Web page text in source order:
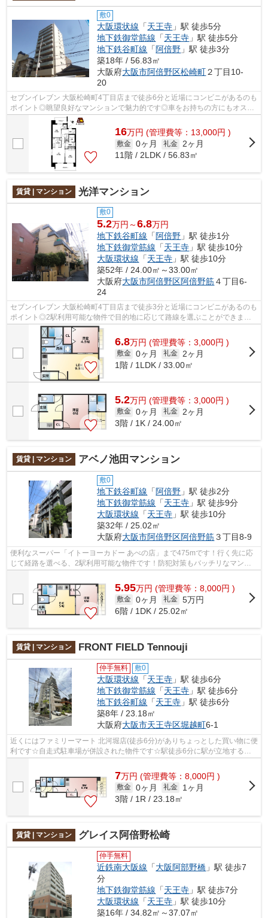
敷0
大阪環状線 「天王寺 」駅 徒歩5分
地下鉄御堂筋線 「天王寺 」駅 徒歩5分
地下鉄谷町線 「 阿倍野 」駅 徒歩3分
築18年 / 56.83㎡
大阪府大阪市阿倍野区松崎町２丁目10-
20
セブンイレブン 大阪松崎町4丁目店まで徒歩6分と近場にコンビニがあるのも
ポイント◎眺望良好なマンションで魅力的です◎車をお持ちの方にもオスス
メの、機械式駐車場を利用できる物件で...
16万円 (管理費等：13,000円 )
敷金 0ヶ月 礼金
2ヶ月
11階 / 2LDK / 56.83㎡
賃貸 | マンション 光洋マンション
敷0
5.2万円～6.8万円
地下鉄谷町線 「 阿倍野 」駅 徒歩1分
地下鉄御堂筋線 「天王寺 」駅 徒歩10分
大阪環状線 「天王寺 」駅 徒歩10分
築52年 / 24.00㎡～33.00㎡
大阪府大阪市阿倍野区阿倍野筋４丁目6-
24
セブンイレブン 大阪松崎町4丁目店まで徒歩3分と近場にコンビニがあるのも
ポイント◎2駅利用可能な物件で目的地に応じて路線を選ぶことができます
◎ゴミ出しを楽にするために、遠くまで...
6.8万円 (管理費等：3,000円 )
敷金 0ヶ月 礼金
2ヶ月
1階 / 1LDK / 33.00㎡
5.2万円 (管理費等：3,000円 )
敷金 0ヶ月 礼金
2ヶ月
3階 / 1K / 24.00㎡
賃貸 | マンション アベノ池田マンション
敷0
地下鉄谷町線 「 阿倍野 」駅 徒歩2分
地下鉄御堂筋線 「天王寺 」駅 徒歩9分
大阪環状線 「天王寺 」駅 徒歩10分
築32年 / 25.02㎡
大阪府大阪市阿倍野区阿倍野筋３丁目8-9
便利なスーパー「イトーヨーカドー あべの店」まで475mです！行く先に応
じて経路を選べる、2駅利用可能な物件です！防犯対策もバッチリなマンシ
5.95万円 (管理費等：8,000円 )
敷金 0ヶ月 礼金 5万円
6階 / 1DK / 25.02㎡
賃貸 | マンション FRONT FIELD Tennouji
仲手無料 敷0
大阪環状線 「天王寺 」駅 徒歩6分
地下鉄御堂筋線 「天王寺 」駅 徒歩6分
地下鉄谷町線 「天王寺 」駅 徒歩6分
築8年 / 23.18㎡
大阪府大阪市天王寺区堀越町6-1
近くにはファミリーマート 北河堀店(徒歩6分)がありちょっとした買い物に便
利です☆自走式駐車場が併設された物件です☆駅徒歩6分に駅が立地する物
7万円 (管理費等：8,000円 )
敷金 0ヶ月 礼金
1ヶ月
3階 / 1R / 23.18㎡
賃貸 | マンション グレイス阿倍野松崎
仲手無料
近鉄南大阪線 「大阪阿部野橋 」駅 徒歩7
分
地下鉄御堂筋線 「天王寺 」駅 徒歩7分
大阪環状線 「天王寺 」駅 徒歩10分
築16年 / 34.82㎡～37.07㎡